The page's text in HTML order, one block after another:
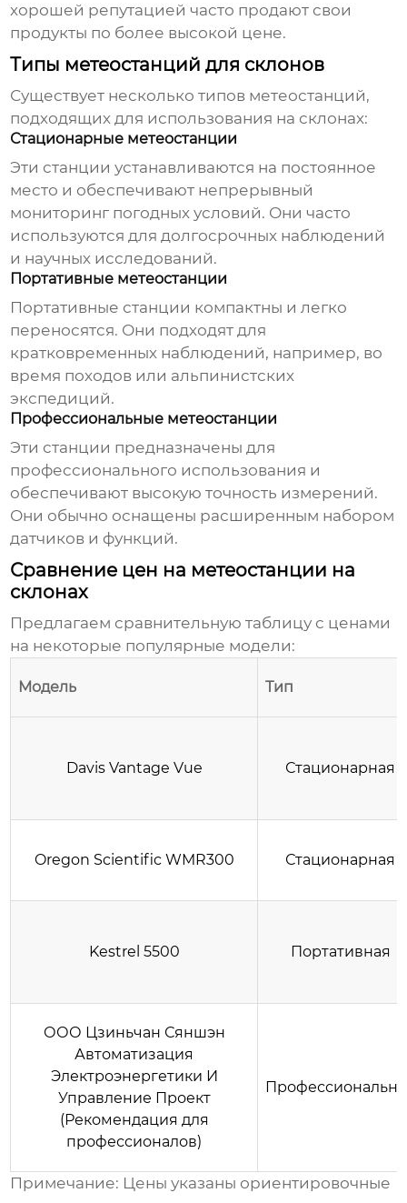
хорошей репутацией часто продают свои
продукты по более высокой цене.
Типы метеостанций для склонов
Существует несколько типов метеостанций,
подходящих для использования на склонах:
Стационарные метеостанции
Эти станции устанавливаются на постоянное
место и обеспечивают непрерывный
мониторинг погодных условий. Они часто
используются для долгосрочных наблюдений
и научных исследований.
Портативные метеостанции
Портативные станции компактны и легко
переносятся. Они подходят для
кратковременных наблюдений, например, во
время походов или альпинистских
экспедиций.
Профессиональные метеостанции
Эти станции предназначены для
профессионального использования и
обеспечивают высокую точность измерений.
Они обычно оснащены расширенным набором
датчиков и функций.
Сравнение цен на метеостанции на
склонах
Предлагаем сравнительную таблицу с ценами
на некоторые популярные модели:
Модель Тип
Davis Vantage Vue Стационарная
Oregon Scientific WMR300 Стационарная
Kestrel 5500 Портативная
ООО Цзиньчан Сяншэн
Автоматизация
Электроэнергетики И
Управление Проект
(Рекомендация для
профессионалов)
Примечание: Цены указаны ориентировочные